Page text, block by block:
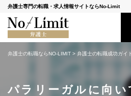
弁護士専門の転職・求人情報サイトならNo-Limit
転職成功ガイド
弁護士の転職ならNO-LIMIT > 弁護士の転職成功ガイ
パラリーガルに向い